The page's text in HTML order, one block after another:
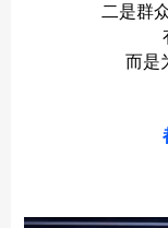
二是群
而是